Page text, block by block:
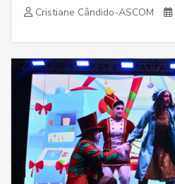
Cristiane Cândido-ASCOM